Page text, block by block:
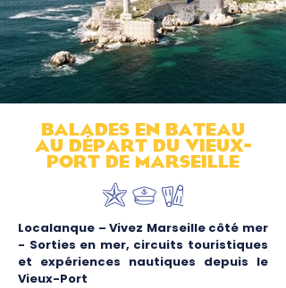
BALADES En bateau
au dÉpart du Vieux-
Port DE MARSEILLE
Localanque – Vivez Marseille côté mer
- Sorties en mer, circuits touristiques
et expériences nautiques depuis le
Vieux-Port